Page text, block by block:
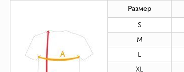
Размер
S
M
L
XL